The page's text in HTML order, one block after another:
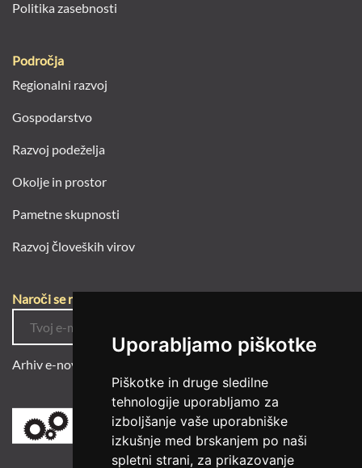
Uporabljamo piškotke
Piškotke in druge sledilne
tehnologije uporabljamo za
izboljšanje vaše uporabniške
izkušnje med brskanjem po naši
spletni strani, za prikazovanje
Politika zasebnosti
Področja
Regionalni razvoj
Gospodarstvo
Razvoj podeželja
Okolje in prostor
Pametne skupnosti
Razvoj človeških virov
Naroči se na e-novice
Arhiv e-novic